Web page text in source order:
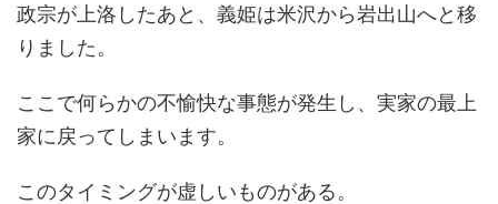
政宗が上洛したあと、義姫は米沢から岩出山へと移
りました。
ここで何らかの不愉快な事態が発生し、実家の最上
家に戻ってしまいます。
このタイミングが虚しいものがある。